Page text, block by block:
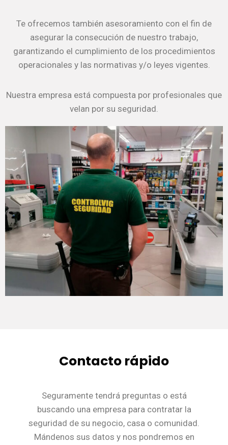
Te ofrecemos también asesoramiento con el fin de
asegurar la consecución de nuestro trabajo,
garantizando el cumplimiento de los procedimientos
operacionales y las normativas y/o leyes vigentes.
Nuestra empresa está compuesta por profesionales que
velan por su seguridad.
Contacto rápido
Seguramente tendrá preguntas o está
buscando una empresa para contratar la
seguridad de su negocio, casa o comunidad.
Mándenos sus datos y nos pondremos en